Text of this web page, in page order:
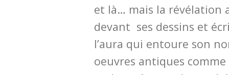
et là… mais la révélation
devant ses dessins et
l’aura qui entoure son
oeuvres antiques